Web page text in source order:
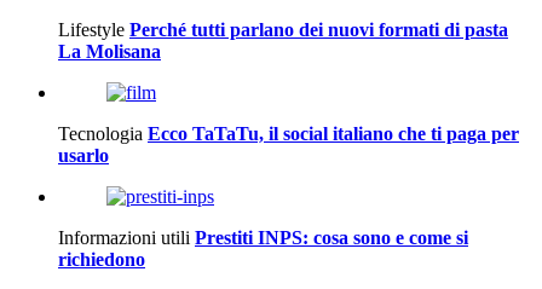
Lifestyle Perché tutti parlano dei nuovi formati di pasta
La Molisana
Tecnologia Ecco TaTaTu, il social italiano che ti paga per
usarlo
Informazioni utili Prestiti INPS: cosa sono e come si
richiedono